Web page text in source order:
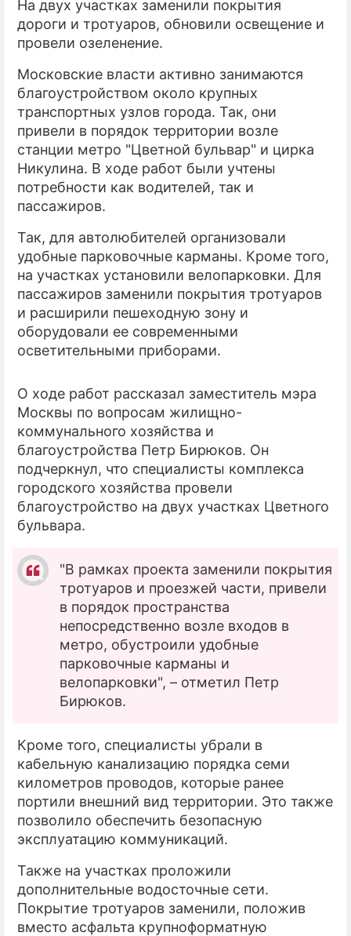
ПРЕСС-РЕЛИЗЫ
На двух участках заменили покрытия
дороги и тротуаров, обновили освещение и
провели озеленение.
Московские власти активно занимаются
благоустройством около крупных
транспортных узлов города. Так, они
привели в порядок территории возле
станции метро "Цветной бульвар" и цирка
Никулина. В ходе работ были учтены
потребности как водителей, так и
пассажиров.
Так, для автолюбителей организовали
удобные парковочные карманы. Кроме того,
на участках установили велопарковки. Для
пассажиров заменили покрытия тротуаров
и расширили пешеходную зону и
оборудовали ее современными
осветительными приборами.
О ходе работ рассказал заместитель мэра
Москвы по вопросам жилищно-
коммунального хозяйства и
благоустройства Петр Бирюков. Он
подчеркнул, что специалисты комплекса
городского хозяйства провели
благоустройство на двух участках Цветного
бульвара.
"В рамках проекта заменили покрытия
тротуаров и проезжей части, привели
в порядок пространства
непосредственно возле входов в
метро, обустроили удобные
парковочные карманы и
велопарковки", – отметил Петр
Бирюков.
Кроме того, специалисты убрали в
кабельную канализацию порядка семи
километров проводов, которые ранее
портили внешний вид территории. Это также
позволило обеспечить безопасную
эксплуатацию коммуникаций.
Также на участках проложили
дополнительные водосточные сети.
Покрытие тротуаров заменили, положив
вместо асфальта крупноформатную